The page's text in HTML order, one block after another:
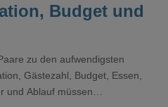
Budget und
zu den aufwendigsten
Gästezahl, Budget, Essen,
und Ablauf müssen